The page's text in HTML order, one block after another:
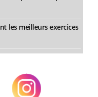
les meilleurs exercices